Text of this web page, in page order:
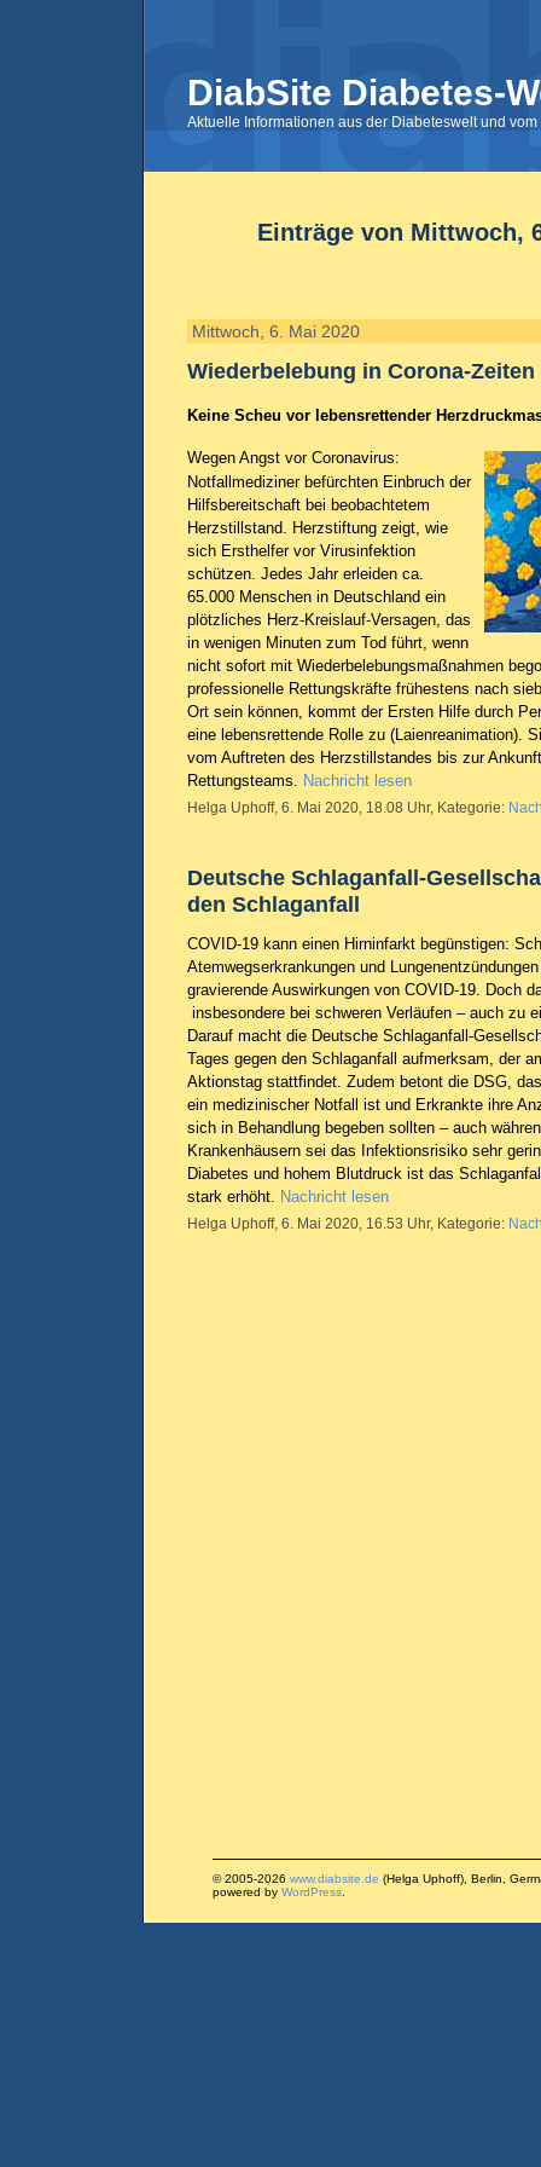
DiabSite Diabetes-
Aktuelle Informationen aus der Diabeteswelt und
Einträge von Mittwoch,
Mittwoch, 6. Mai 2020
Wiederbelebung in Corona-Zeiten
Keine Scheu vor lebensrettender
Wegen Angst vor Coronavirus:
Notfallmediziner befürchten Einbruch der
Hilfsbereitschaft bei beobachtetem
Herzstillstand. Herzstiftung zeigt, wie
sich Ersthelfer vor Virusinfektion
schützen. Jedes Jahr erleiden ca.
65.000 Menschen in Deutschland ein
plötzliches Herz-Kreislauf-Versagen, das
in wenigen Minuten zum Tod führt, wenn
nicht sofort mit Wiederbelebungsmaßnahmen
professionelle Rettungskräfte frühestens nach
Ort sein können, kommt der Ersten Hilfe durch
eine lebensrettende Rolle zu (Laienreanimation).
vom Auftreten des Herzstillstandes bis zur
Rettungsteams.
Nachricht lesen
Helga Uphoff, 6. Mai 2020, 18.08 Uhr, Kategorie:
Deutsche Schlaganfall-
den Schlaganfall
COVID-19 kann einen Hirninfarkt begünstigen:
Atemwegserkrankungen und
gravierende Auswirkungen von COVID-19. Doch
insbesondere bei schweren Verläufen – auch zu
Darauf macht die Deutsche Schlaganfall-
Tages gegen den Schlaganfall aufmerksam, der
Aktionstag stattfindet. Zudem betont die DSG,
ein medizinischer Notfall ist und Erkrankte ihre
sich in Behandlung begeben sollten – auch
Krankenhäusern sei das Infektionsrisiko sehr
Diabetes und hohem Blutdruck ist das
stark erhöht.
Nachricht lesen
Helga Uphoff, 6. Mai 2020, 16.53 Uhr, Kategorie:
© 2005-2026 www.diabsite.de (Helga Uphoff), Berlin,
powered by WordPress.